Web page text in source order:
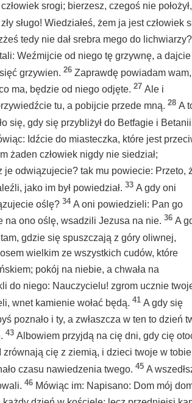
srogi; bierzesz, czegoś nie
sługo! Wiedziałeś, żem ja jest człowiek
tedy nie dał srebra mego do
Weźmijcie od niego tę grzywnę, a dajcie
grzywien. 26 Zaprawdę powiadam
ma, będzie od niego odjęte. 27 Ale i
tu, a pobijcie przede mną. 28 A
się, gdy się przybliżył do Betfagie i
Idźcie do miasteczka, które jest
żaden człowiek nigdy nie siedział;
je odwiązujecie? tak mu powiecie: Przeto,
jako im był powiedział. 33 A gdy oni
oślę? 34 A oni powiedzieli: Pan go
na ono oślę, wsadzili Jezusa na nie. 36 A
gdzie się spuszczają z góry oliwnej,
wielkim ze wszystkich cudów, które
pokój na niebie, a chwała na
do niego: Nauczycielu! zgrom ucznie
wnet kamienie wołać będą. 41 A gdy się
poznało i ty, a zwłaszcza w ten to dzień
43 Albowiem przyjdą na cię dni, gdy cię
I zrównają cię z ziemią, i dzieci twoje w
czasu nawiedzenia twego. 45 A
46 Mówiąc im: Napisano: Dom mój